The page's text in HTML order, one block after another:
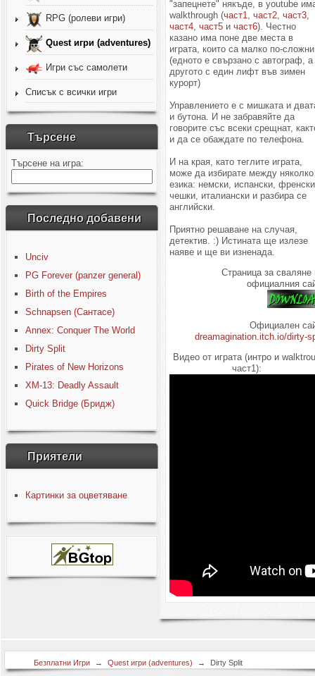
RPG (ролеви игри)
Quest игри (adventures)
Игри със самолети
Списък с всички игри
Търсене
Търсене на игра:
Последно добавени
Unciv
PG Forever (panzer general)
Birth of the Empires
Schnapsen (Сантасе)
Annex: Conquer The World
Dirty Split
Pirates of New Horizons
XM-13: Deadly Assault
Quick Bridge (Бридж)
Приятели
Картинки за оцветяване
"запецнете" някъде, в youtube
walkthrough (част1 ,част2 ,част3
част4 ,част5 ичаст6). Честно
казано има поне две места в
играта, които са малко по-сложни
(едното е свързано с автограф, а
другото с един лифт във зимен
курорт)
Управлението е с мишката и
и бутона. И не забравяйте да
говорите със всеки срещнат,
и да се обаждате по телефона.
И на края, като теглите играта,
може да избирате между няколко
езика: немски, испански,
чешки, италиански и разбира се
английски.
Приятно решаване на случая,
детектив. :) Истината ще излезе
наяве и ще ви изненада.
Страница за сваляне
официалния
Официален
dreamagination.itch.io/dirty-
Видео от играта (интро и
част1):
Безплатни Игри → Quest игри (adventures) → Dirty Split